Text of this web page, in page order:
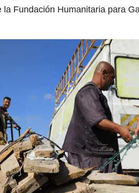
la Fundación Humanitaria para